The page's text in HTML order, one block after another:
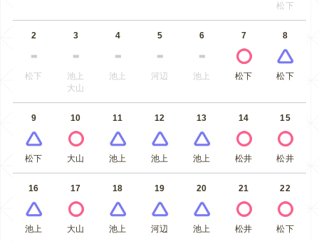
松下
2
松下
3
池上
大山
4
池上
5
河辺
6
池上
7
松下
8
松下
9
松下
10
大山
11
池上
12
池上
13
池上
14
松井
15
松井
16
池上
17
大山
18
池上
19
河辺
20
池上
21
松井
22
松下